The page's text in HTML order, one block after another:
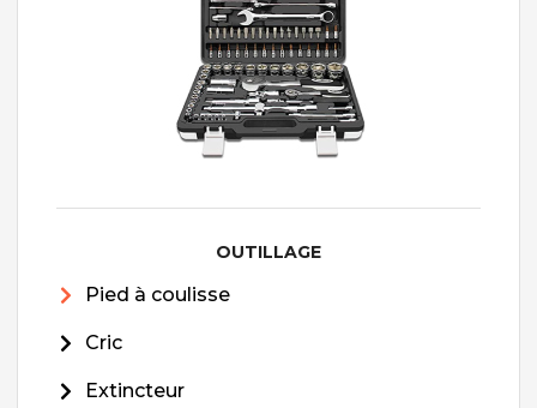
OUTILLAGE
Pied à coulisse
Cric
Extincteur